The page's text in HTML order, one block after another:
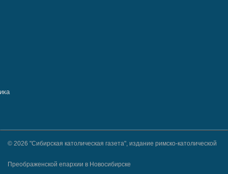
© 2026 "Сибирская католическая газета", издание римско-католической
Преображенской епархии в Новосибирске